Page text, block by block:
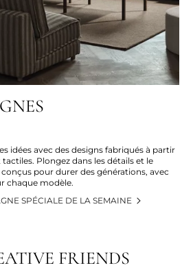
idées avec des designs fabriqués à partir
Plongez dans les détails et le
pour durer des générations, avec
chaque modèle.
SPÉCIALE DE LA SEMAINE
FRIENDS